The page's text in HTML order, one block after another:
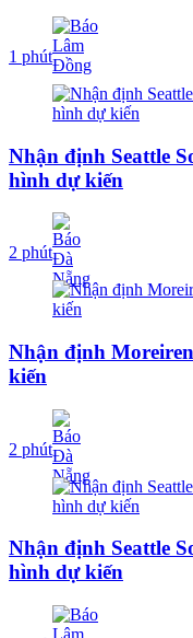
1 phút
Nhận định Seattle
hình dự kiến
2 phút
Nhận định
kiến
2 phút
Nhận định Seattle
hình dự kiến